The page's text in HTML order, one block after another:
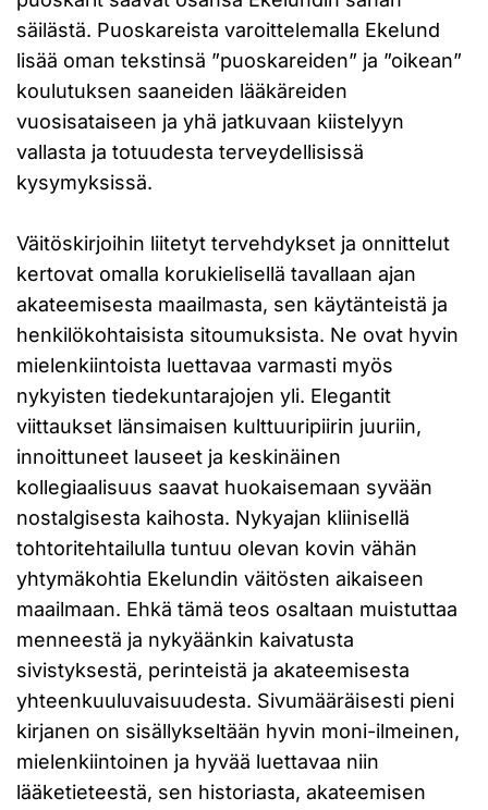
säilästä. Puoskareista varoittelemalla Ekelund
lisää oman tekstinsä ”puoskareiden” ja ”oikean”
koulutuksen saaneiden lääkäreiden
vuosisataiseen ja yhä jatkuvaan kiistelyyn
vallasta ja totuudesta terveydellisissä
kysymyksissä.
Väitöskirjoihin liitetyt tervehdykset ja onnittelut
kertovat omalla korukielisellä tavallaan ajan
akateemisesta maailmasta, sen käytänteistä ja
henkilökohtaisista sitoumuksista. Ne ovat hyvin
mielenkiintoista luettavaa varmasti myös
nykyisten tiedekuntarajojen yli. Elegantit
viittaukset länsimaisen kulttuuripiirin juuriin,
innoittuneet lauseet ja keskinäinen
kollegiaalisuus saavat huokaisemaan syvään
nostalgisesta kaihosta. Nykyajan kliinisellä
tohtoritehtailulla tuntuu olevan kovin vähän
yhtymäkohtia Ekelundin väitösten aikaiseen
maailmaan. Ehkä tämä teos osaltaan muistuttaa
menneestä ja nykyäänkin kaivatusta
sivistyksestä, perinteistä ja akateemisesta
yhteenkuuluvaisuudesta. Sivumääräisesti pieni
kirjanen on sisällykseltään hyvin moni-ilmeinen,
mielenkiintoinen ja hyvää luettavaa niin
lääketieteestä, sen historiasta, akateemisen